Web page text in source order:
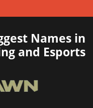
Names in
and Esports